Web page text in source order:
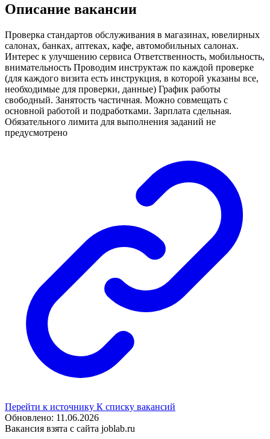
Описание вакансии
Проверка стандартов обслуживания в магазинах, ювелирных
салонах, банках, аптеках, кафе, автомобильных салонах.
Интерес к улучшению сервиса Ответственность, мобильность,
внимательность Проводим инструктаж по каждой проверке
(для каждого визита есть инструкция, в которой указаны все,
необходимые для проверки, данные) График работы
свободный. Занятость частичная. Можно совмещать с
основной работой и подработками. Зарплата сдельная.
Обязательного лимита для выполнения заданий не
предусмотрено
Перейти к источнику К списку вакансий
Обновлено: 11.06.2026
Вакансия взята с сайта joblab.ru